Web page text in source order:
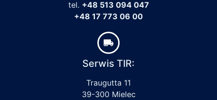
tel. +48 513 094 047
+48 17 773 06 00
Serwis TIR:
Traugutta 11
39-300 Mielec